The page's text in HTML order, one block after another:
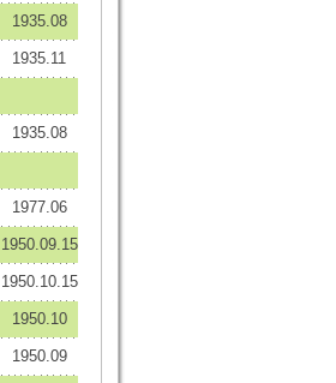
1935.08
1935.11
1935.08
1977.06
1950.09.15
1950.10.15
1950.10
1950.09